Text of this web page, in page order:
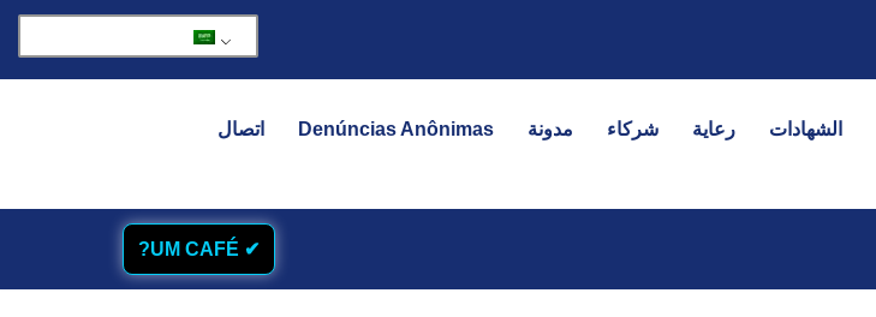
الشهادات رعاية شركاء مدونة Denúncias Anônimas
اتصال
✔ UM CAFÉ?